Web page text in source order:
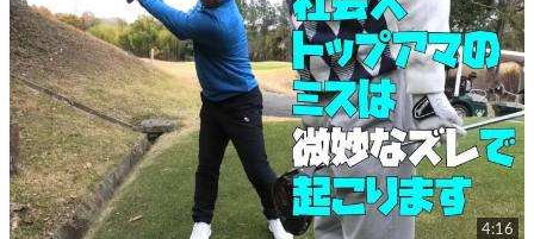
4:16